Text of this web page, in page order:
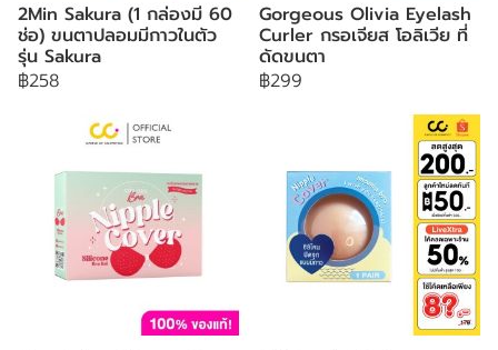
2Min Sakura (1 กล่องมี 60
ช่อ) ขนตาปลอมมีกาวในตัว
รุ่น Sakura
฿258
Gorgeous Olivia Eyelash
Curler กรอเจียส โอลิเวีย ที่
ดัดขนตา
฿299